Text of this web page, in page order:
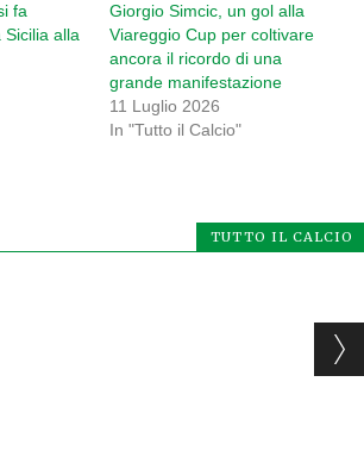
fa
Sicilia alla
Giorgio Simcic, un gol alla
Viareggio Cup per coltivare
ancora il ricordo di una
grande manifestazione
11 Luglio 2026
In "Tutto il Calcio"
TUTTO IL CALCIO